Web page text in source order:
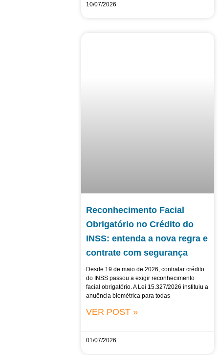
10/07/2026
Reconhecimento Facial
Obrigatório no Crédito do
INSS: entenda a nova regra e
contrate com segurança
Desde 19 de maio de 2026, contratar crédito
do INSS passou a exigir reconhecimento
facial obrigatório. A Lei 15.327/2026 instituiu a
anuência biométrica para todas
VER POST »
01/07/2026